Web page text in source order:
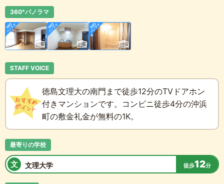
360°パノラマ
STAFF VOICE
徳島文理大の南門まで徒歩12分のTVドアホン
付きマンションです。コンビニ徒歩4分の沖浜
町の敷金礼金が無料の1K。
最寄りの学校
文 文理大学 徒歩12分